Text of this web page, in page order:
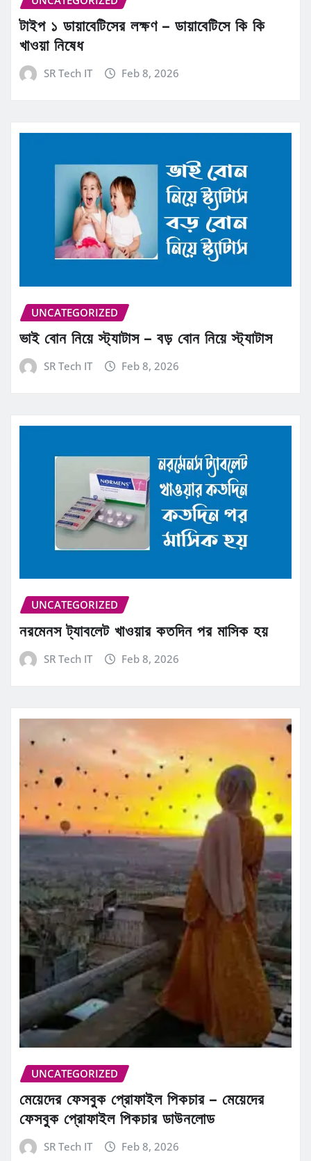
টাইপ ১ ডায়াবেটিসের লক্ষণ – ডায়াবেটিসে কি কি
খাওয়া নিষেধ
SR Tech IT Feb 8, 2026
UNCATEGORIZED
ভাই বোন নিয়ে স্ট্যাটাস – বড় বোন নিয়ে স্ট্যাটাস
SR Tech IT Feb 8, 2026
UNCATEGORIZED
নরমেনস ট্যাবলেট খাওয়ার কতদিন পর মাসিক হয়
SR Tech IT Feb 8, 2026
UNCATEGORIZED
মেয়েদের ফেসবুক প্রোফাইল পিকচার – মেয়েদের
ফেসবুক প্রোফাইল পিকচার ডাউনলোড
SR Tech IT Feb 8, 2026